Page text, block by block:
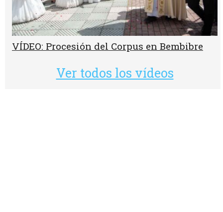
VÍDEO: Procesión del Corpus en Bembibre
Ver todos los vídeos